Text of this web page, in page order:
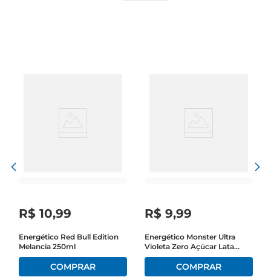
consumo rápido, tornandoo adequado para o dia
R$ 10,99
Energético Red Bull Edition
Melancia 250ml
R$ 9,99
Energético Monster Ultra
Violeta Zero Açúcar Lata
473ml